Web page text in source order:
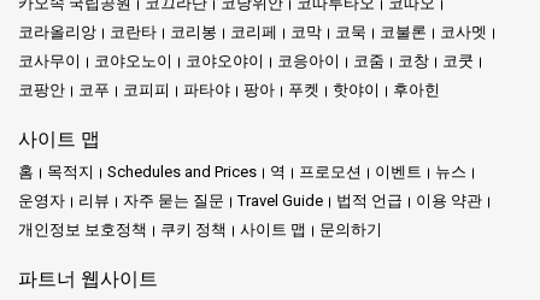
코라올리앙
코란타 코리봉 코리페 코막 코묵 코불론
코사멧
코사무이
코야오노이 코야오야이 코응아이 코줌 코창
코쿳
코팡안
코푸 코피피 파타야 팡아 푸켓 핫야이 후아힌
사이트 맵
홈 목적지 Schedules and Prices 역 프로모션 이벤트
뉴스
운영자
리뷰 자주 묻는 질문 Travel Guide 법적 언급
이용 약관
개인정보 보호정책
쿠키 정책 사이트 맵 문의하기
파트너 웹사이트